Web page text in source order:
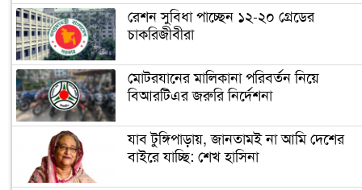
রেশন সুবিধা পাচ্ছেন ১২-২০ গ্রেডের
চাকরিজীবীরা
মোটরযানের মালিকানা পরিবর্তন নিয়ে
বিআরটিএর জরুরি নির্দেশনা
যাব টুঙ্গিপাড়ায়, জানতামই না আমি দেশের
বাইরে যাচ্ছি: শেখ হাসিনা